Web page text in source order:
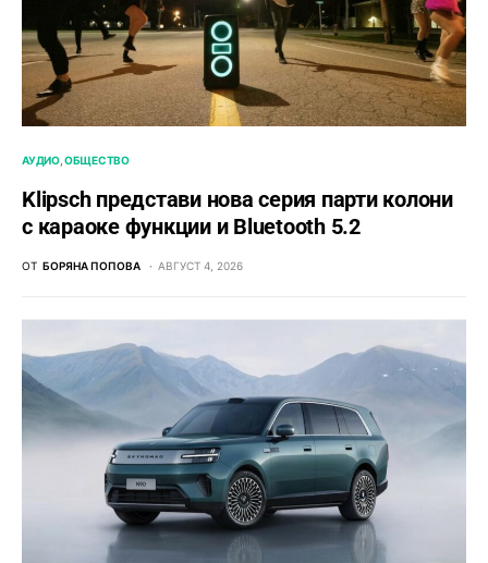
АУДИО ОБЩЕСТВО
Klipsch представи нова серия парти колони
с караоке функции и Bluetooth 5.2
ОТ БОРЯНА ПОПОВА АВГУСТ 4, 2026